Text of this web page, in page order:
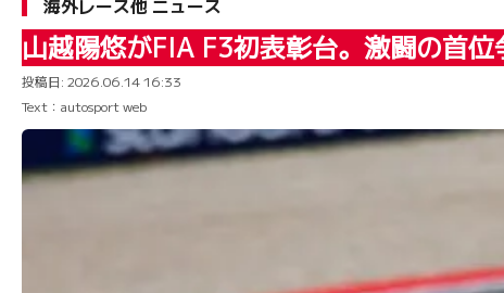
海外レース他 ニュース
山越陽悠がFIA F3初表彰台。激闘の首
投稿日: 2026.06.14 16:33
Text：autosport web